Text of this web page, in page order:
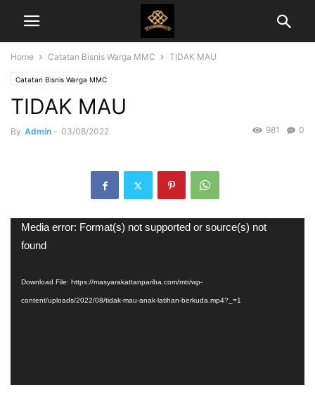
Home Catatan Bisnis Warga MMC TIDAK MAU
Catatan Bisnis Warga MMC
TIDAK MAU
By Admin - 03/08/2022 0
981
Video
Player
Media error: Format(s) not supported or source(s) not
found
Download File: https://masyarakattanpariba.com/mtr/wp-
content/uploads/2022/08/tidak-mau-anak-latihan-berkuda.mp4?_=1